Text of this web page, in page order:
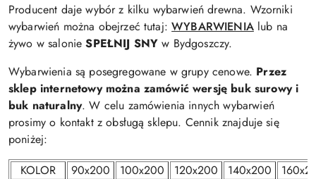
Producent daje wybór z kilku wybarwień drewna. Wzorniki
wybarwień można obejrzeć tutaj:WYBARWIENIAlub na
żywo w salonieSPEŁNIJ SNY w Bydgoszczy.
Wybarwienia są posegregowane w grupy cenowe. Przez
sklep internetowy można zamówić wersję buk surowy i
buk naturalny. W celu zamówienia innych wybarwień
prosimy o kontakt z obsługą sklepu. Cennik znajduje się
poniżej:
KOLOR
90x200 100x200 120x200 140x200